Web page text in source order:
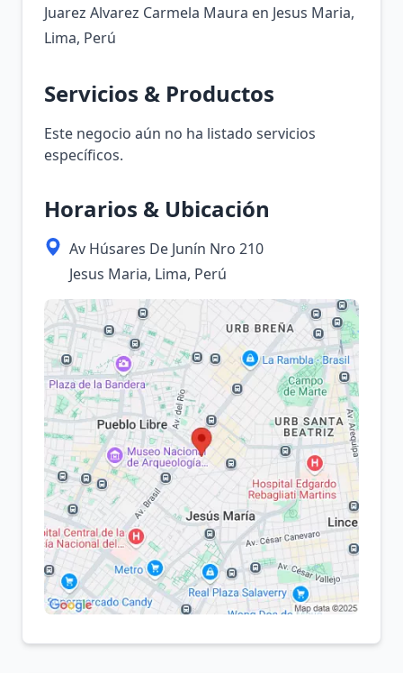
Juarez Alvarez Carmela Maura en Jesus Maria,
Lima, Perú
Servicios & Productos
Este negocio aún no ha listado servicios
específicos.
Horarios & Ubicación
Av Húsares De Junín Nro 210
Jesus Maria, Lima, Perú